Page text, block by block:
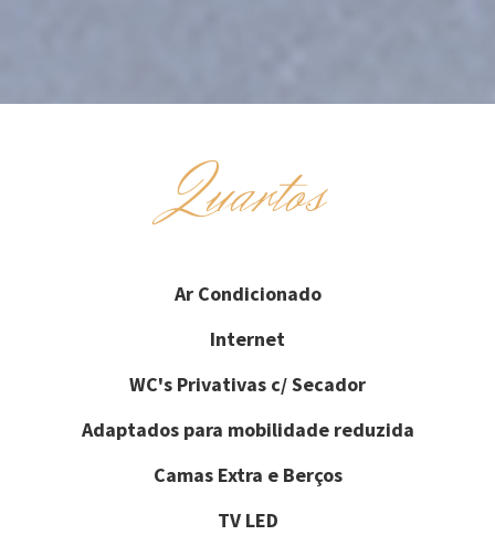
Quartos
Ar Condicionado
Internet
WC's Privativas c/ Secador
Adaptados para mobilidade reduzida
Camas Extra e Berços
TV LED